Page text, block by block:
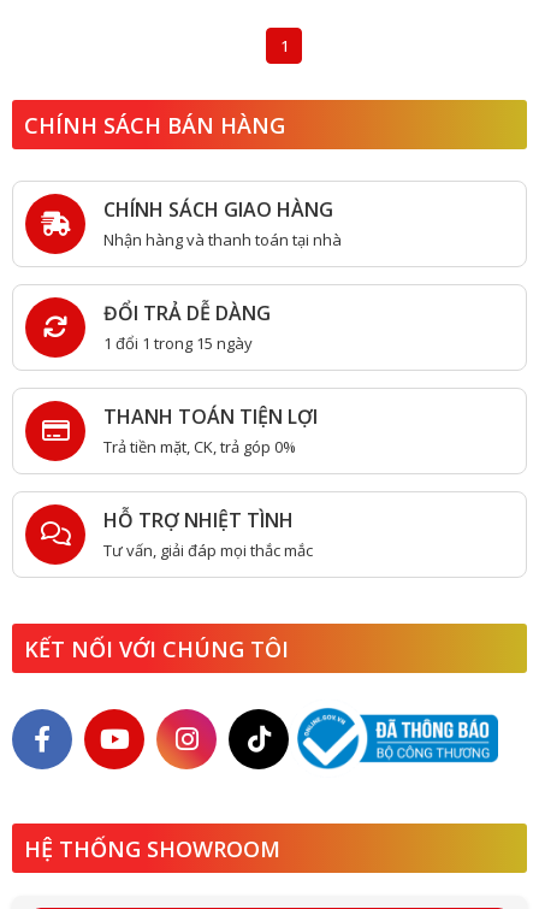
1
CHÍNH SÁCH BÁN HÀNG
CHÍNH SÁCH GIAO HÀNG
Nhận hàng và thanh toán tại nhà
ĐỔI TRẢ DỄ DÀNG
1 đổi 1 trong 15 ngày
THANH TOÁN TIỆN LỢI
Trả tiền mặt, CK, trả góp 0%
HỖ TRỢ NHIỆT TÌNH
Tư vấn, giải đáp mọi thắc mắc
KẾT NỐI VỚI CHÚNG TÔI
HỆ THỐNG SHOWROOM